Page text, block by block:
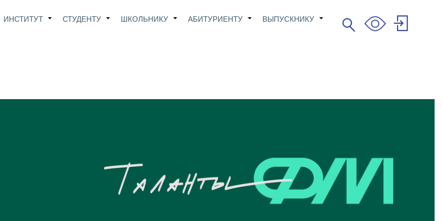
Main
+
ИНСТИТУТ +
СТУДЕНТУ +
ШКОЛЬНИКУ +
АБИТУРИЕНТУ +
ВЫПУСКНИКУ Search
Поиск
User